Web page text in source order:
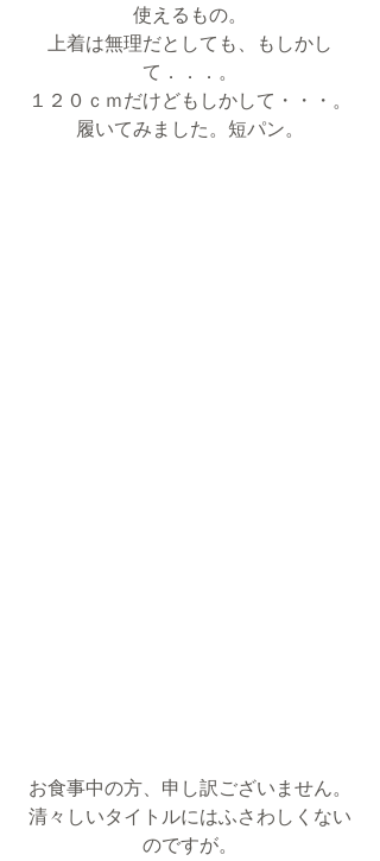
使えるもの。
上着は無理だとしても、もしかし
て．．．。
１２０ｃｍだけどもしかして・・・。
履いてみました。短パン。
お食事中の方、申し訳ございません。
清々しいタイトルにはふさわしくない
のですが。